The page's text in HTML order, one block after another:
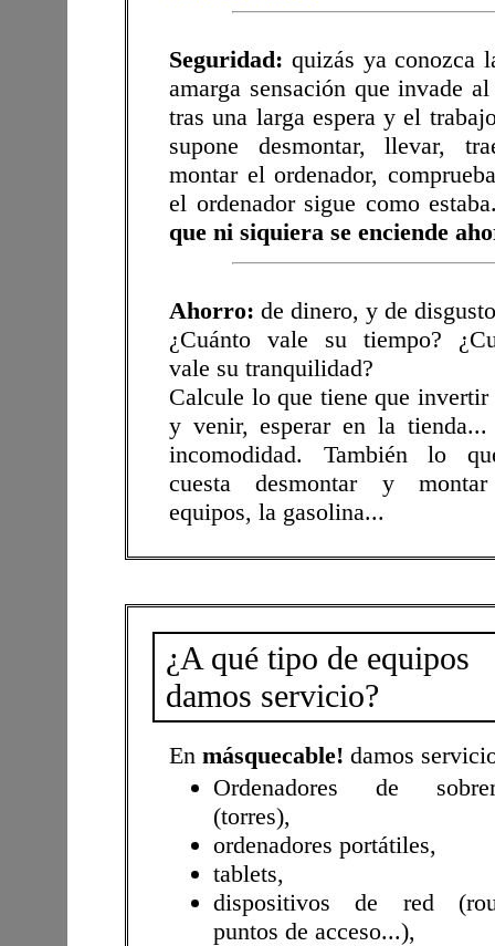
Seguridad: quizás ya conozca
amarga sensación que invade
tras una larga espera y el
supone desmontar, llevar,
montar el ordenador,
el ordenador sigue como
que ni siquiera se enciende
Ahorro: de dinero, y de
¿Cuánto vale su tiempo?
vale su tranquilidad?
Calcule lo que tiene que
y venir, esperar en la
incomodidad. También lo
cuesta desmontar y
equipos, la gasolina...
¿A qué tipo de equipos
damos servicio?
En másquecable! damos
Ordenadores de
(torres),
ordenadores portátiles,
tablets,
dispositivos de red
puntos de acceso...),